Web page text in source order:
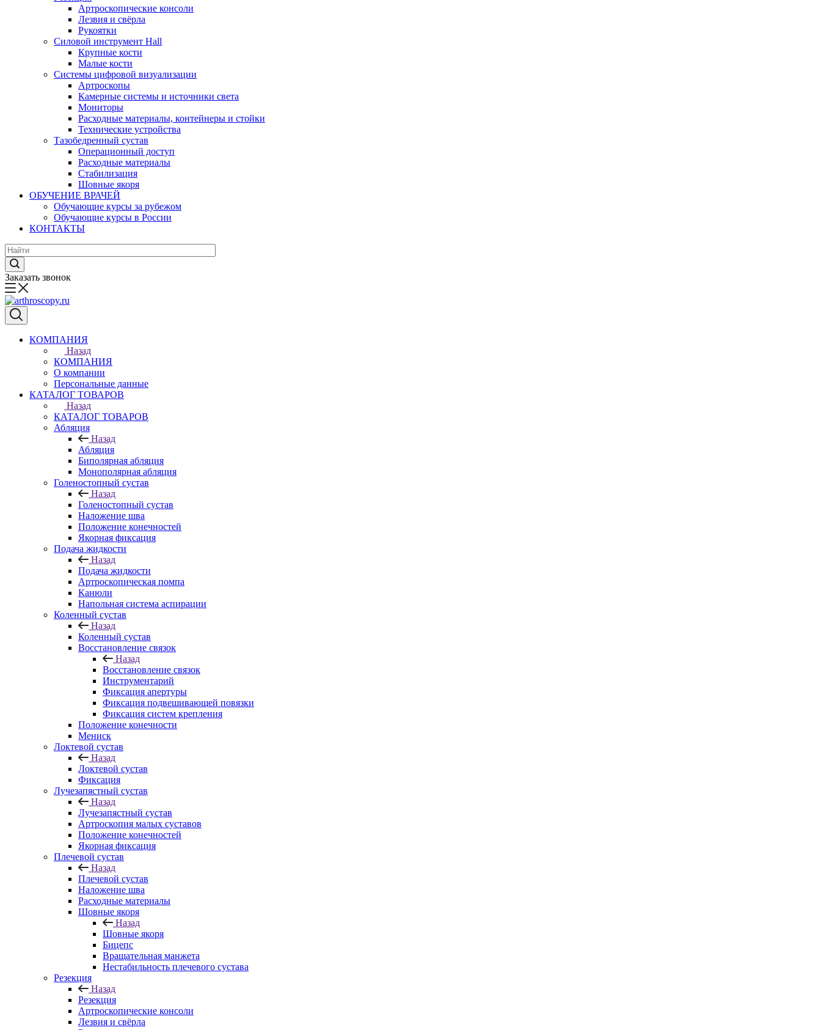
Артроскопические консоли
Лезвия и свёрла
Рукоятки
Силовой инструмент Hall
Крупные кости
Малые кости
Системы цифровой визуализации
Артроскопы
Камерные системы и источники света
Мониторы
Расходные материалы, контейнеры и стойки
Технические устройства
Тазобедренный сустав
Операционный доступ
Расходные материалы
Стабилизация
Шовные якоря
ОБУЧЕНИЕ ВРАЧЕЙ
Обучающие курсы за рубежом
Обучающие курсы в России
КОНТАКТЫ
Заказать звонок
КОМПАНИЯ
Назад
КОМПАНИЯ
О компании
Персональные данные
КАТАЛОГ ТОВАРОВ
Назад
КАТАЛОГ ТОВАРОВ
Абляция
Назад
Абляция
Биполярная абляция
Монополярная абляция
Голеностопный сустав
Назад
Голеностопный сустав
Наложение шва
Положение конечностей
Якорная фиксация
Подача жидкости
Назад
Подача жидкости
Артроскопическая помпа
Канюли
Напольная система аспирации
Коленный сустав
Назад
Коленный сустав
Восстановление связок
Назад
Восстановление связок
Инструментарий
Фиксация апертуры
Фиксация подвешивающей повязки
Фиксация систем крепления
Положение конечности
Мениск
Локтевой сустав
Назад
Локтевой сустав
Фиксация
Лучезапястный сустав
Назад
Лучезапястный сустав
Артроскопия малых суставов
Положение конечностей
Якорная фиксация
Плечевой сустав
Назад
Плечевой сустав
Наложение шва
Расходные материалы
Шовные якоря
Назад
Шовные якоря
Бицепс
Вращательная манжета
Нестабильность плечевого сустава
Резекция
Назад
Резекция
Артроскопические консоли
Лезвия и свёрла